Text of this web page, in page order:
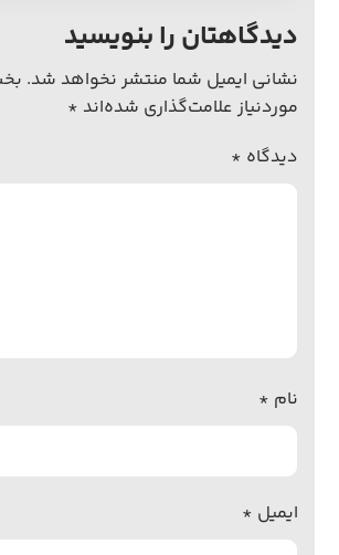
دیدگاهتان را بنویسید
نشانی ایمیل شما منتشر نخواهد شد.
موردنیاز علامت‌گذاری شده‌اند *
دیدگاه *
نام *
ایمیل *